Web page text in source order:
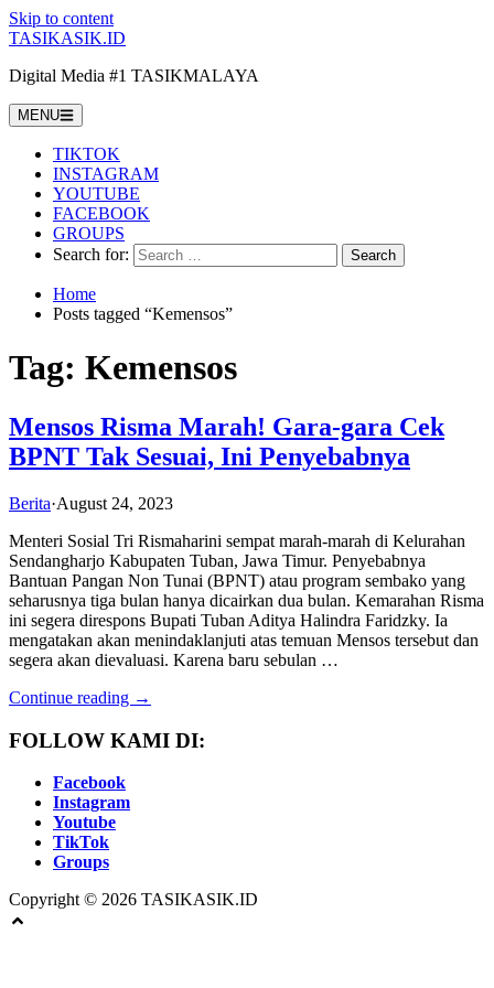
Skip to content
TASIKASIK.ID
Digital Media #1 TASIKMALAYA
MENU
TIKTOK
INSTAGRAM
YOUTUBE
FACEBOOK
GROUPS
Search for:
Home
Posts tagged “Kemensos”
Tag: Kemensos
Mensos Risma Marah! Gara-gara Cek
BPNT Tak Sesuai, Ini Penyebabnya
Berita·August 24, 2023
Menteri Sosial Tri Rismaharini sempat marah-marah di Kelurahan
Sendangharjo Kabupaten Tuban, Jawa Timur. Penyebabnya
Bantuan Pangan Non Tunai (BPNT) atau program sembako yang
seharusnya tiga bulan hanya dicairkan dua bulan. Kemarahan Risma
ini segera direspons Bupati Tuban Aditya Halindra Faridzky. Ia
mengatakan akan menindaklanjuti atas temuan Mensos tersebut dan
segera akan dievaluasi. Karena baru sebulan …
Continue reading →
FOLLOW KAMI DI:
Facebook
Instagram
Youtube
TikTok
Groups
Copyright © 2026 TASIKASIK.ID